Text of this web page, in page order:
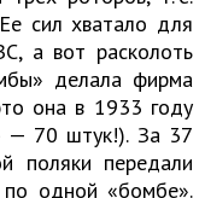
сил хватало для
а вот расколоть
делала фирма
она в 1933 году
— 70 штук!). За 37
поляки передали
по одной «бомбе».